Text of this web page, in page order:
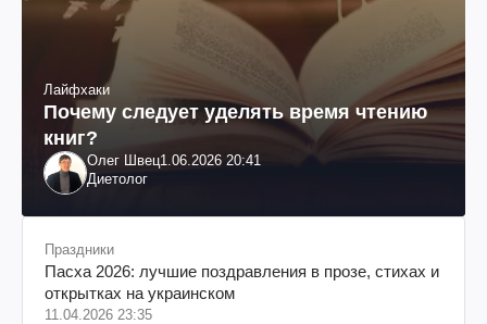
Лайфхаки
Почему следует уделять время чтению
книг?
Олег Швец1.06.2026 20:41
Диетолог
Праздники
Пасха 2026: лучшие поздравления в прозе, стихах и
открытках на украинском
11.04.2026 23:35